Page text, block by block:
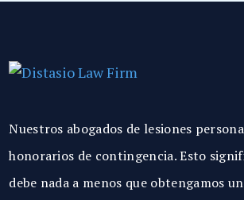
Nuestros abogados de lesiones
honorarios de contingencia. Esto
debe nada a menos que obtengamos